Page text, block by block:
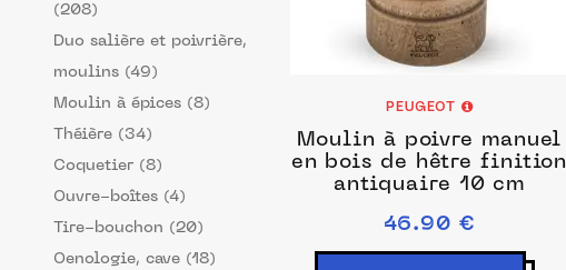
(208)
Duo salière et poivrière,
moulins (49)
Moulin à épices (8)
Théière (34)
Coquetier (8)
Ouvre-boîtes (4)
Tire-bouchon (20)
Oenologie, cave (18)
PEUGEOT
Moulin à poivre manuel
en bois de hêtre finition
antiquaire 10 cm
46.90 €